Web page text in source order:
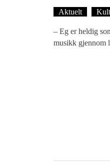
Aktuelt
– Eg er heldig
musikk gjennom